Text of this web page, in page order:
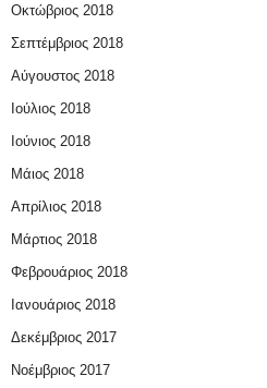
Οκτώβριος 2018
Σεπτέμβριος 2018
Αύγουστος 2018
Ιούλιος 2018
Ιούνιος 2018
Μάιος 2018
Απρίλιος 2018
Μάρτιος 2018
Φεβρουάριος 2018
Ιανουάριος 2018
Δεκέμβριος 2017
Νοέμβριος 2017